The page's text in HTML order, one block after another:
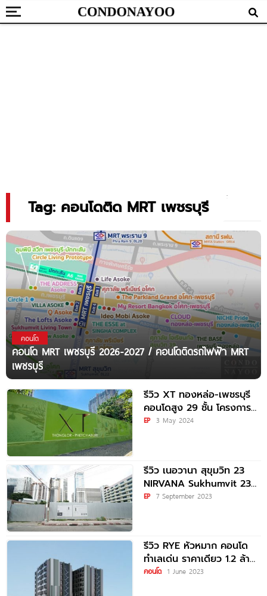
Tag: คอนโดติด MRT เพชรบุรี
คอนโด
คอนโด MRT เพชรบุรี 2026-2027 / คอนโดติดรถไฟฟ้า MRT
เพชรบุรี
รีวิว XT ทองหล่อ-เพชรบุรี
คอนโดสูง 29 ชั้น โครงการ
ใหม่จาก แสนสิริ ทำเลดี ติด
EP 3 May 2024
รีวิว เนอวานา สุขุมวิท 23
NIRVANA Sukhumvit 23
คอนโดใหม่ ติด มศว.
EP 7 September 2023
รีวิว RYE หัวหมาก คอนโด
ทำเลเด่น ราคาเดียว 1.2 ล้าน
บาท ใกล้ ARL หัวหมาก
คอนโด 1 June 2023